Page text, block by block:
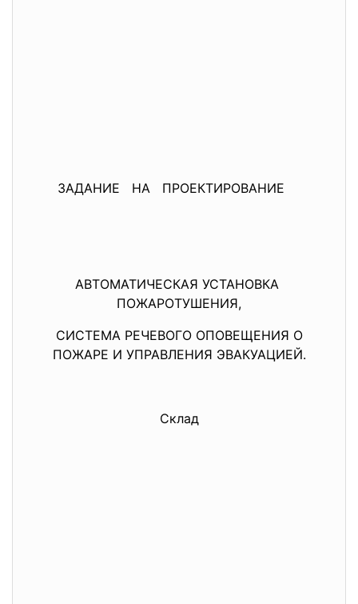
ЗАДАНИЕ НА ПРОЕКТИРОВАНИЕ
АВТОМАТИЧЕСКАЯ УСТАНОВКА
ПОЖАРОТУШЕНИЯ,
СИСТЕМА РЕЧЕВОГО ОПОВЕЩЕНИЯ О
ПОЖАРЕ И УПРАВЛЕНИЯ ЭВАКУАЦИЕЙ.
Склад